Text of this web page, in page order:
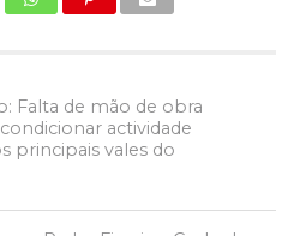
Falta de mão de obra
actividade
principais vales do